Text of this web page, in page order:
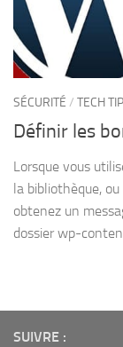
SÉCURITÉ / TECH
Définir les
Lorsque vous
la bibliothèque,
obtenez un
dossier wp-
SUIVRE :